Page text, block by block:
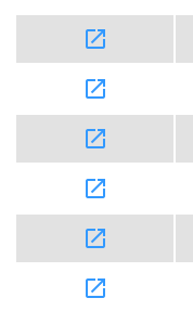
launch
launch
launch
launch
launch
launch